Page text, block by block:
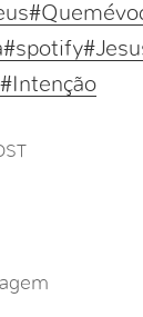
#spotify
#Intenção